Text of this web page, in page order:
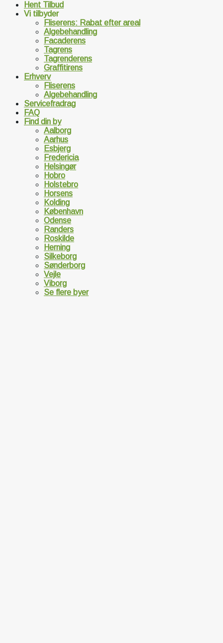
Hent Tilbud
Vi tilbyder
Fliserens: Rabat efter areal
Algebehandling
Facaderens
Tagrens
Tagrenderens
Graffitirens
Erhverv
Fliserens
Algebehandling
Servicefradrag
FAQ
Find din by
Aalborg
Aarhus
Esbjerg
Fredericia
Helsingør
Hobro
Holstebro
Horsens
Kolding
København
Odense
Randers
Roskilde
Herning
Silkeborg
Sønderborg
Vejle
Viborg
Se flere byer